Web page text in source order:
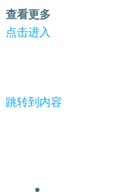
查看更多
点击进入
跳转到内容